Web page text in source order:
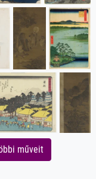
műveit